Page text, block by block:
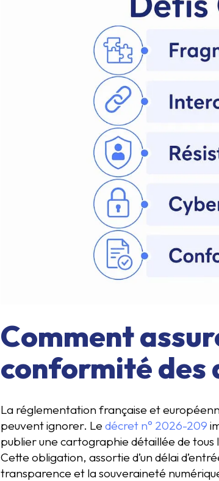
Comment
conformité des
La réglementation française et
peuvent ignorer. Le décret n° 2026-209
publier une cartographie détaillée de
Cette obligation, assortie d’un délai
transparence et la souveraineté